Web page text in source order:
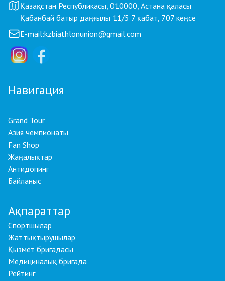
Қазақстан Республикасы, 010000, Астана қаласы
Қабанбай батыр даңғылы 11/5 7 қабат, 707 кеңсе
E-mail:kzbiathlonunion@gmail.com
Навигация
Grand Tour
Азия чемпионаты
Fan Shop
Жаңалықтар
Антидопинг
Байланыс
Ақпараттар
Спортшылар
Жаттықтырушылар
Қызмет бригадасы
Медициналық бригада
Рейтинг